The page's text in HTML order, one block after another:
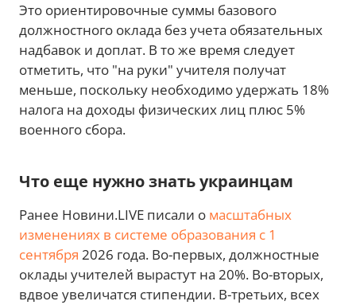
Это ориентировочные суммы базового
должностного оклада без учета обязательных
надбавок и доплат. В то же время следует
отметить, что "на руки" учителя получат
меньше, поскольку необходимо удержать 18%
налога на доходы физических лиц плюс 5%
военного сбора.
Что еще нужно знать украинцам
Ранее Новини.LIVE писали о масштабных
изменениях в системе образования с 1
сентября 2026 года. Во-первых, должностные
оклады учителей вырастут на 20%. Во-вторых,
вдвое увеличатся стипендии. В-третьих, всех